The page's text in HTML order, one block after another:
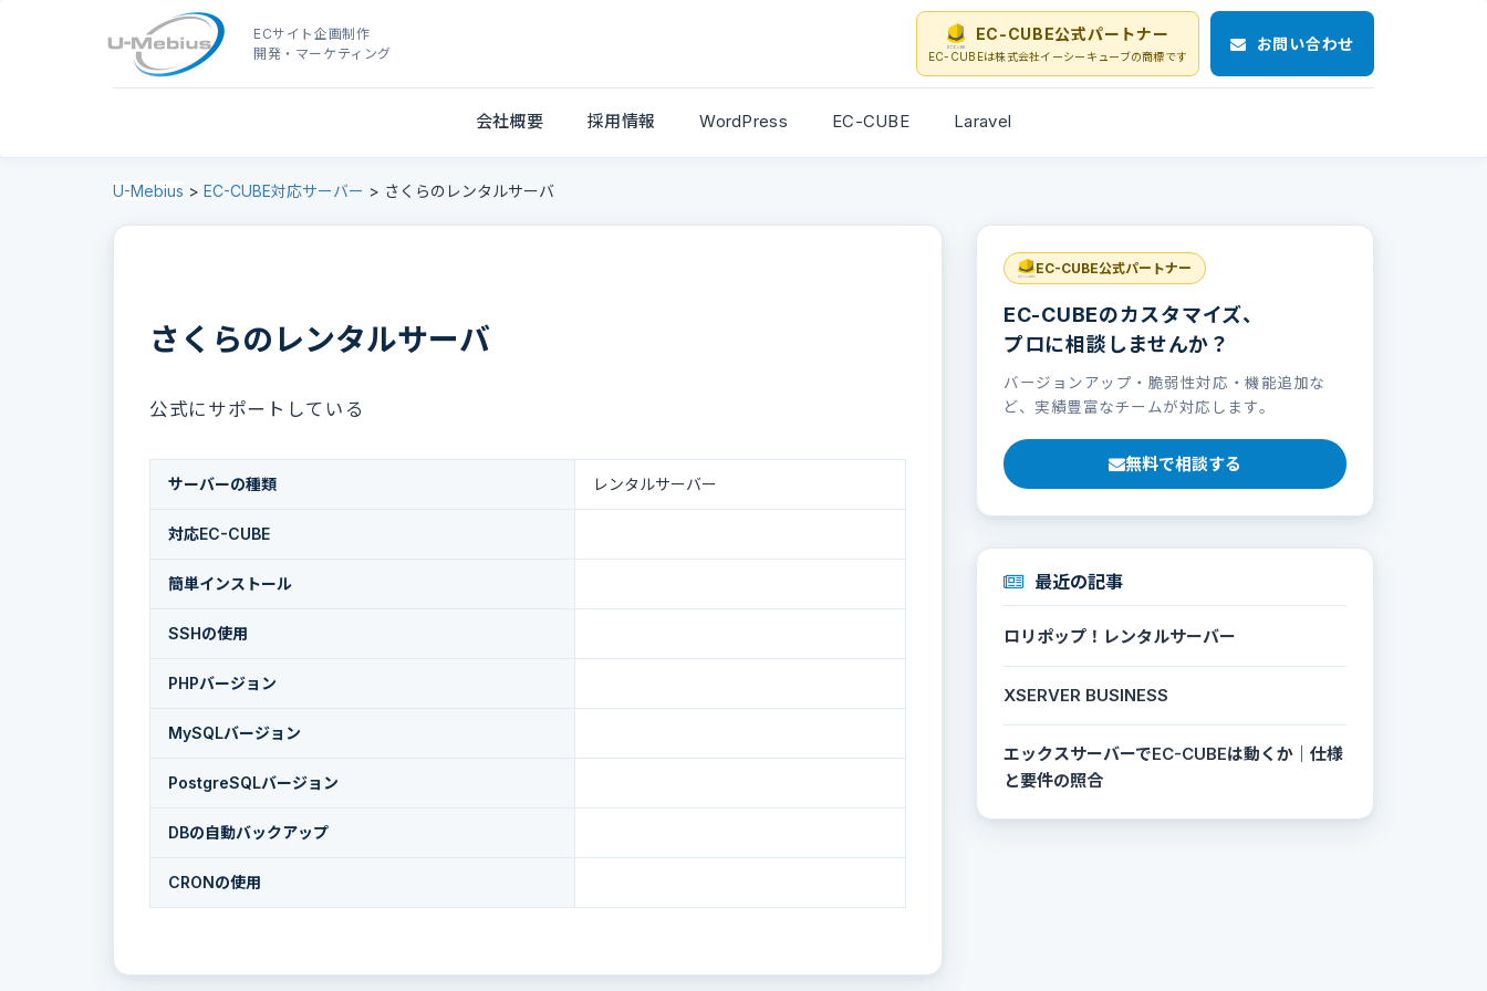
ECサイト企画制作
開発・マーケティング
EC-CUBE公式パートナー
EC-CUBEは株式会社イーシーキューブの商標です
お問い合わせ
会社概要 採用情報 WordPress EC-CUBE Laravel
U-Mebius > EC-CUBE対応サーバー > さくらのレンタルサーバ
さくらのレンタルサーバ
公式にサポートしている
サーバーの種類 レンタルサーバー
対応EC-CUBE
簡単インストール
SSHの使用
PHPバージョン
MySQLバージョン
PostgreSQLバージョン
DBの自動バックアップ
CRONの使用
EC-CUBE公式パートナー
EC-CUBEのカスタマイズ、
プロに相談しませんか？
バージョンアップ・脆弱性対応・機能追加な
ど、実績豊富なチームが対応します。
無料で相談する
最近の記事
ロリポップ！レンタルサーバー
XSERVER BUSINESS
エックスサーバーでEC-CUBEは動くか｜仕様
と要件の照合